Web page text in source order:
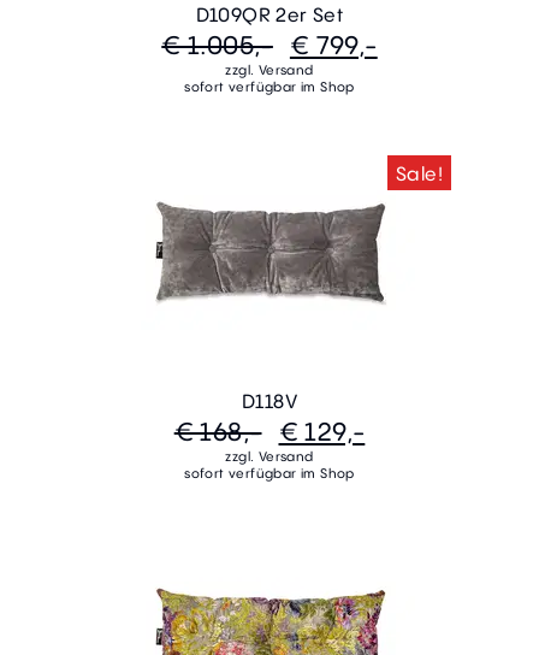
D109QR 2er Set
€ 1.005,- € 799,-
zzgl. Versand
sofort verfügbar im Shop
Sale!
D118V
€ 168,- € 129,-
zzgl. Versand
sofort verfügbar im Shop